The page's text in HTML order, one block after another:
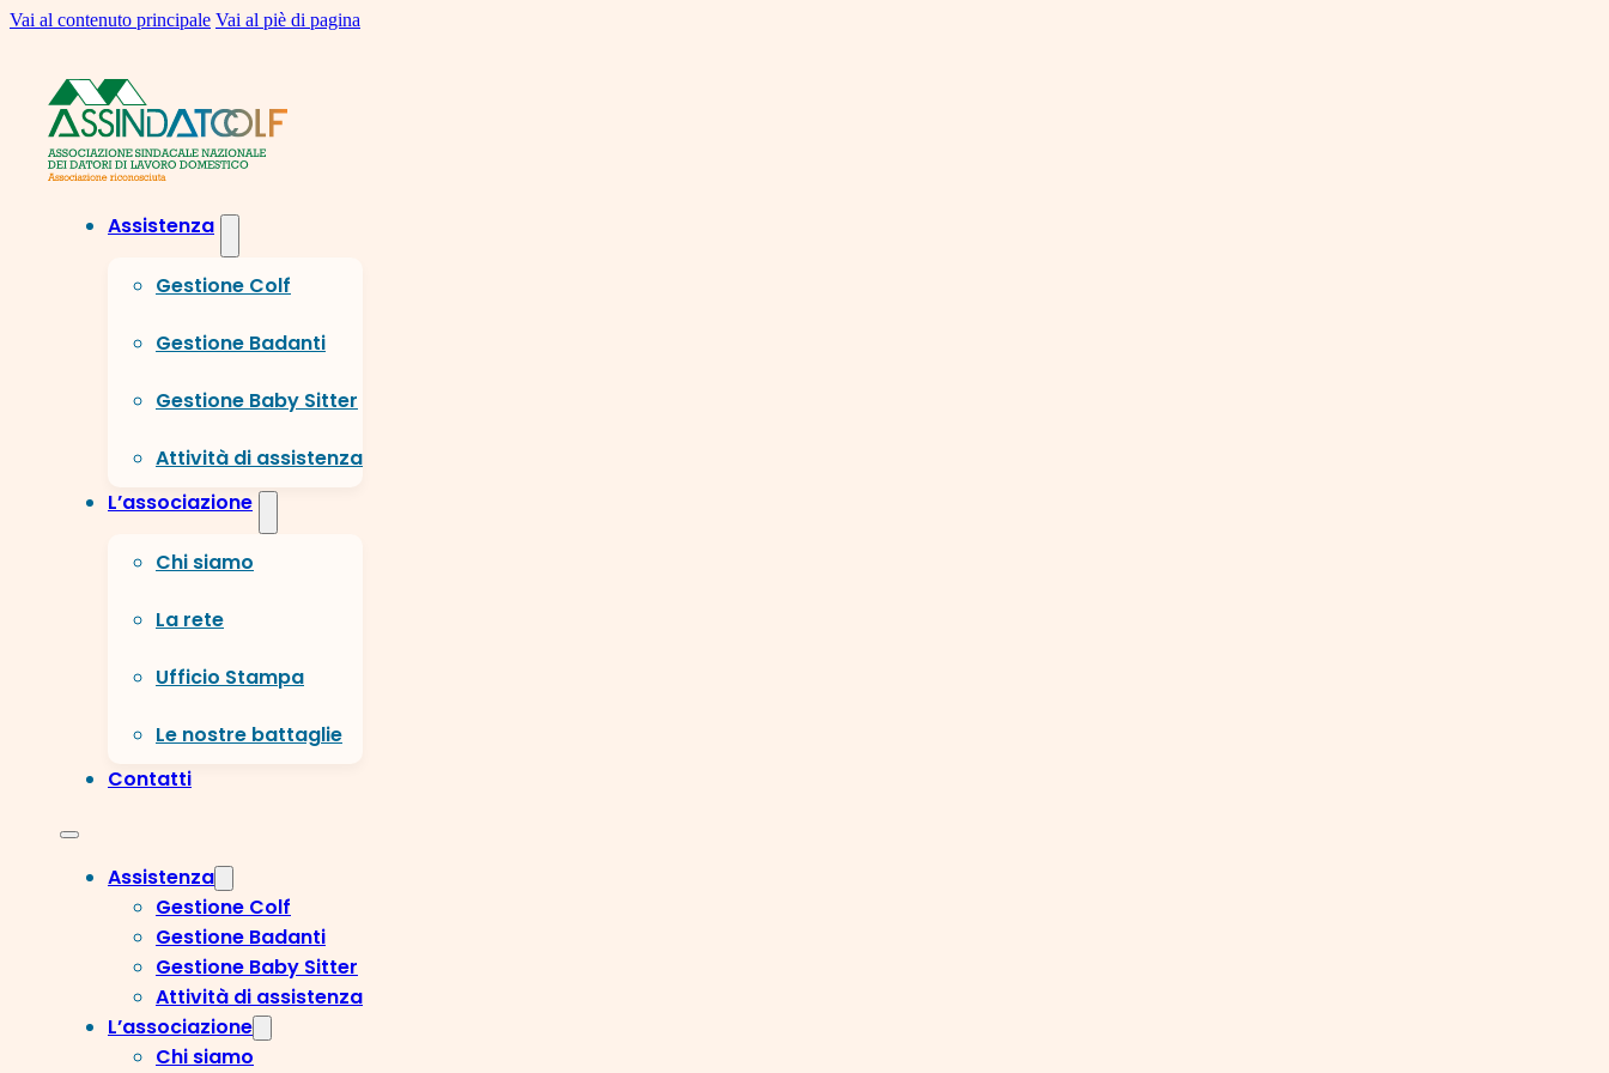
Vai al contenuto principale Vai al piè di pagina
Assistenza
Gestione Colf
Gestione Badanti
Gestione Baby Sitter
Attività di assistenza
L’associazione
Chi siamo
La rete
Ufficio Stampa
Le nostre battaglie
Contatti
Assistenza
Gestione Colf
Gestione Badanti
Gestione Baby Sitter
Attività di assistenza
L’associazione
Chi siamo